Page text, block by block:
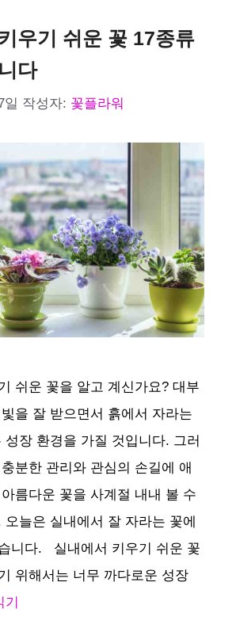
우기 쉬운 꽃 17종류
다
일 작성자: 꽃플라워
쉬운 꽃을 알고 계신가요? 대부
을 잘 받으면서 흙에서 자라는
성장 환경을 가질 것입니다. 그러
분한 관리와 관심의 손길에 애
름다운 꽃을 사계절 내내 볼 수
오늘은 실내에서 잘 자라는 꽃에
니다. 실내에서 키우기 쉬운 꽃
위해서는 너무 까다로운 성장
기